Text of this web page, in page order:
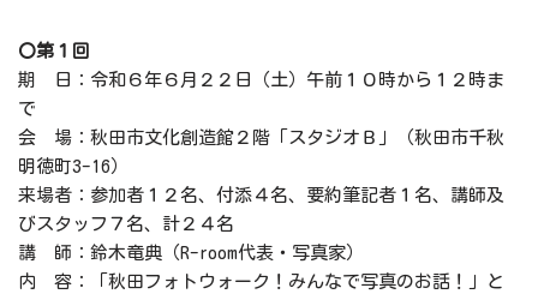
〇第１回
期 日：令和６年６月２２日（土）午前１０時から１２時ま
で
会 場：秋田市文化創造館２階「スタジオＢ」（秋田市千秋
明徳町3-16）
来場者：参加者１２名、付添４名、要約筆記者１名、講師及
びスタッフ７名、計２４名
講 師：鈴木竜典（R-room代表・写真家）
内 容：「秋田フォトウォーク！みんなで写真のお話！」と